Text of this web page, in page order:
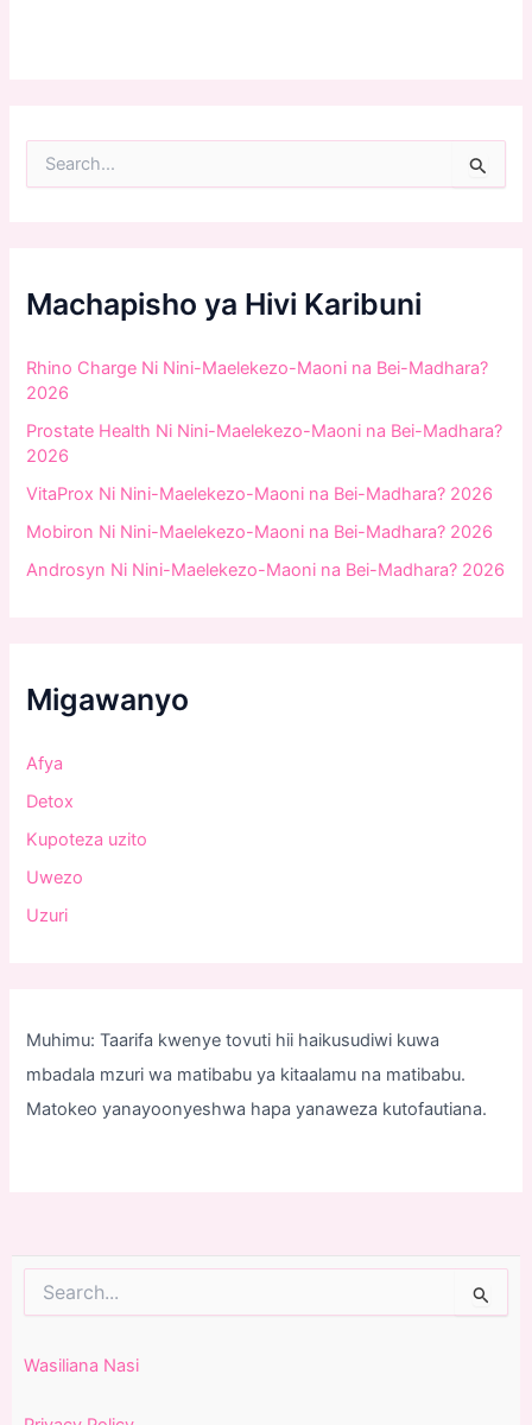
f
o
:
Machapisho ya Hivi Karibuni
Rhino Charge Ni Nini-Maelekezo-Maoni na Bei-Madhara?
2026
Prostate Health Ni Nini-Maelekezo-Maoni na Bei-Madhara?
2026
VitaProx Ni Nini-Maelekezo-Maoni na Bei-Madhara? 2026
Mobiron Ni Nini-Maelekezo-Maoni na Bei-Madhara? 2026
Androsyn Ni Nini-Maelekezo-Maoni na Bei-Madhara? 2026
Migawanyo
Afya
Detox
Kupoteza uzito
Uwezo
Uzuri
Muhimu: Taarifa kwenye tovuti hii haikusudiwi kuwa
mbadala mzuri wa matibabu ya kitaalamu na matibabu.
Matokeo yanayoonyeshwa hapa yanaweza kutofautiana.
for:
Wasiliana Nasi